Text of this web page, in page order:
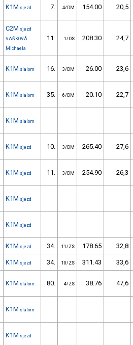
K1M sjezd 7. 4/DM 154.00 20,5
C2M sjezd
VAŇKOVÁ
Michaela
11. 1/DS 208.30 24,7
K1M slalom 16. 3/DM 26.00 23,6
K1M slalom 35. 6/DM 20.10 22,7
K1M slalom
K1M sjezd 10. 3/DM 265.40 27,6
K1M sjezd 11. 3/DM 254.90 26,3
K1M sjezd
K1M sjezd
K1M sjezd 34. 11/ZS 178.65 32,8
K1M sjezd 34. 10/ZS 311.43 33,6
K1M slalom 80. 4/ZS 38.76 47,6
K1M slalom
K1M sjezd